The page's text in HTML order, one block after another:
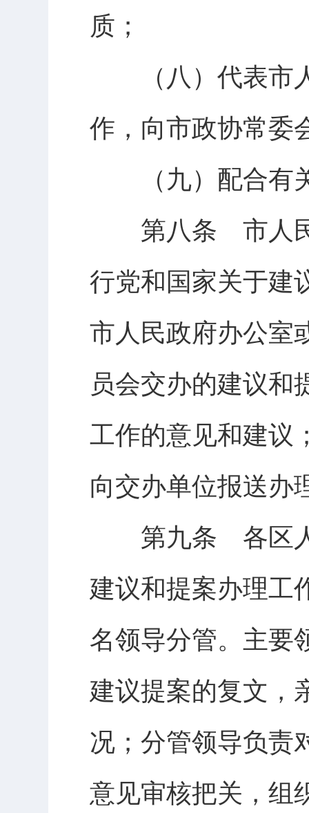
质；
（八）代表市人
作，向市政协常委
（九）配合有关
第八条 市人民
行党和国家关于建
市人民政府办公室
员会交办的建议和
工作的意见和建议
向交办单位报送办
第九条 各区人
建议和提案办理工
名领导分管。主要
建议提案的复文，
况；分管领导负责
意见审核把关，组